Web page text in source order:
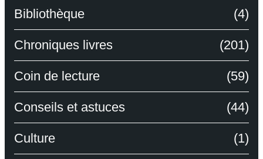
Bibliothèque (4)
Chroniques livres (201)
Coin de lecture (59)
Conseils et astuces (44)
Culture (1)